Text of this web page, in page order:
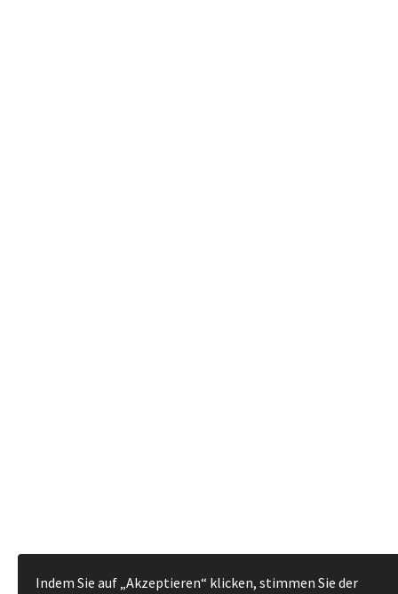
Indem Sie auf „Akzeptieren“ klicken, stimmen Sie der